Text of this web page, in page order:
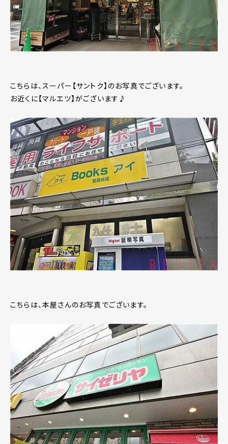
こちらは、スーパー【サントク】のお写真でございます。
お近くに【マルエツ】がございます♪
こちらは、本屋さんのお写真でございます。